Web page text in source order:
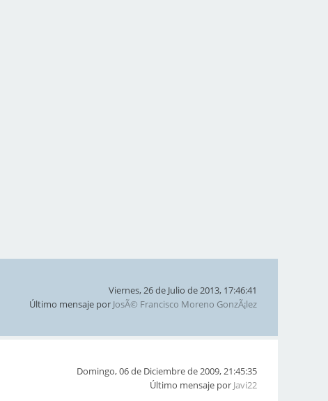
Viernes, 26 de Julio de 2013, 17:46:41
Último mensaje por JosÃ© Francisco Moreno GonzÃ¡lez
Domingo, 06 de Diciembre de 2009, 21:45:35
Último mensaje por Javi22